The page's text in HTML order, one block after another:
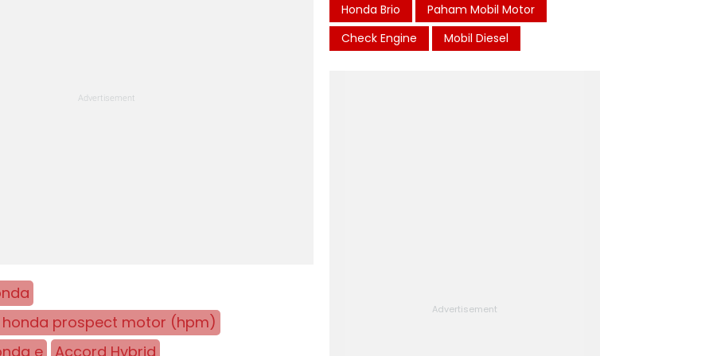
prospect motor (hpm)
e
Accord Hybrid
Honda Brio
Paham Mobil Motor
Check Engine
Mobil Diesel